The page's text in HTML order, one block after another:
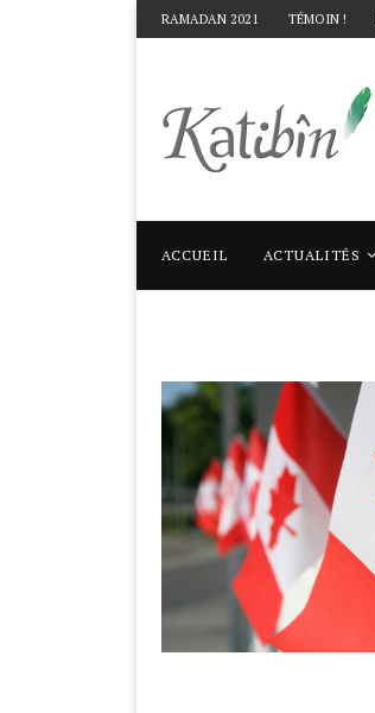
RAMADAN 2021 TÉMOIN !
ACCUEIL ACTUALITÉS
Accueil Mots clés